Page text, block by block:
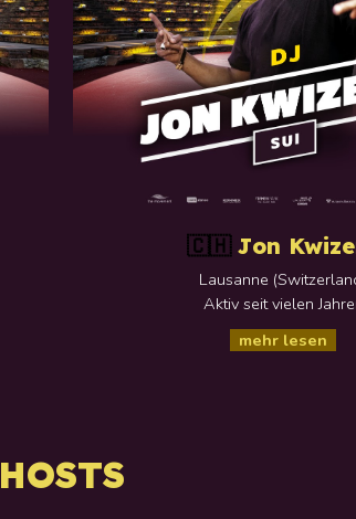
🇨🇭 Jon
Lausanne (
Aktiv seitvielen
mehr lesen
HOSTS